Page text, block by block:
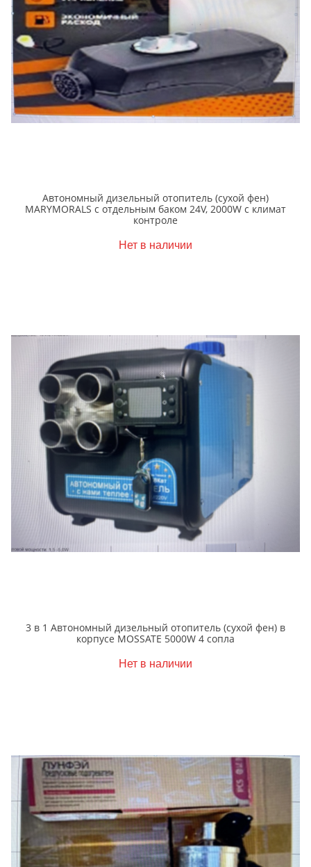
Автономный дизельный отопитель (cухой фен)
MARYMORALS с отдельным баком 24V, 2000W с климат
контроле
Нет в наличии
3 в 1 Автономный дизельный отопитель (cухой фен) в
корпусе MOSSATE 5000W 4 сопла
Нет в наличии